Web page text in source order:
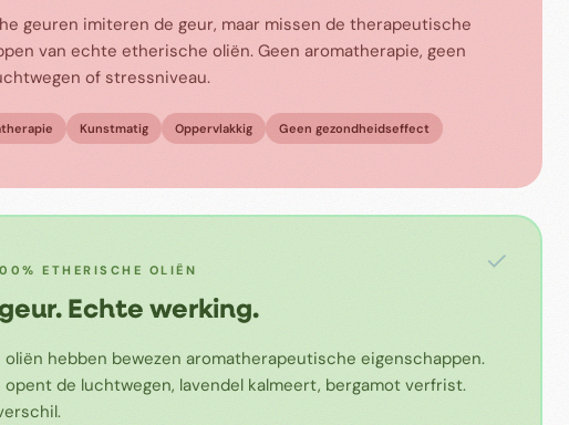
geuren imiteren de geur, maar missen de therapeutische
van echte etherische oliën. Geen aromatherapie, geen
of stressniveau.
Kunstmatig Oppervlakkig Geen gezondheidseffect
✓
ETHERISCHE OLIËN
Echte werking.
oliën hebben bewezen aromatherapeutische eigenschappen.
opent de luchtwegen, lavendel kalmeert, bergamot verfrist.